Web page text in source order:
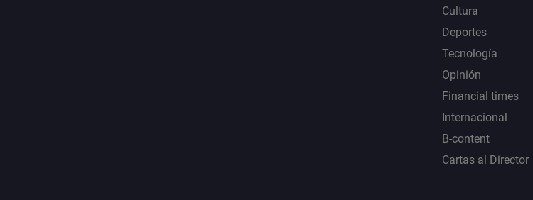
Cultura
Deportes
Tecnología
Opinión
Financial times
Internacional
B-content
Cartas al Director